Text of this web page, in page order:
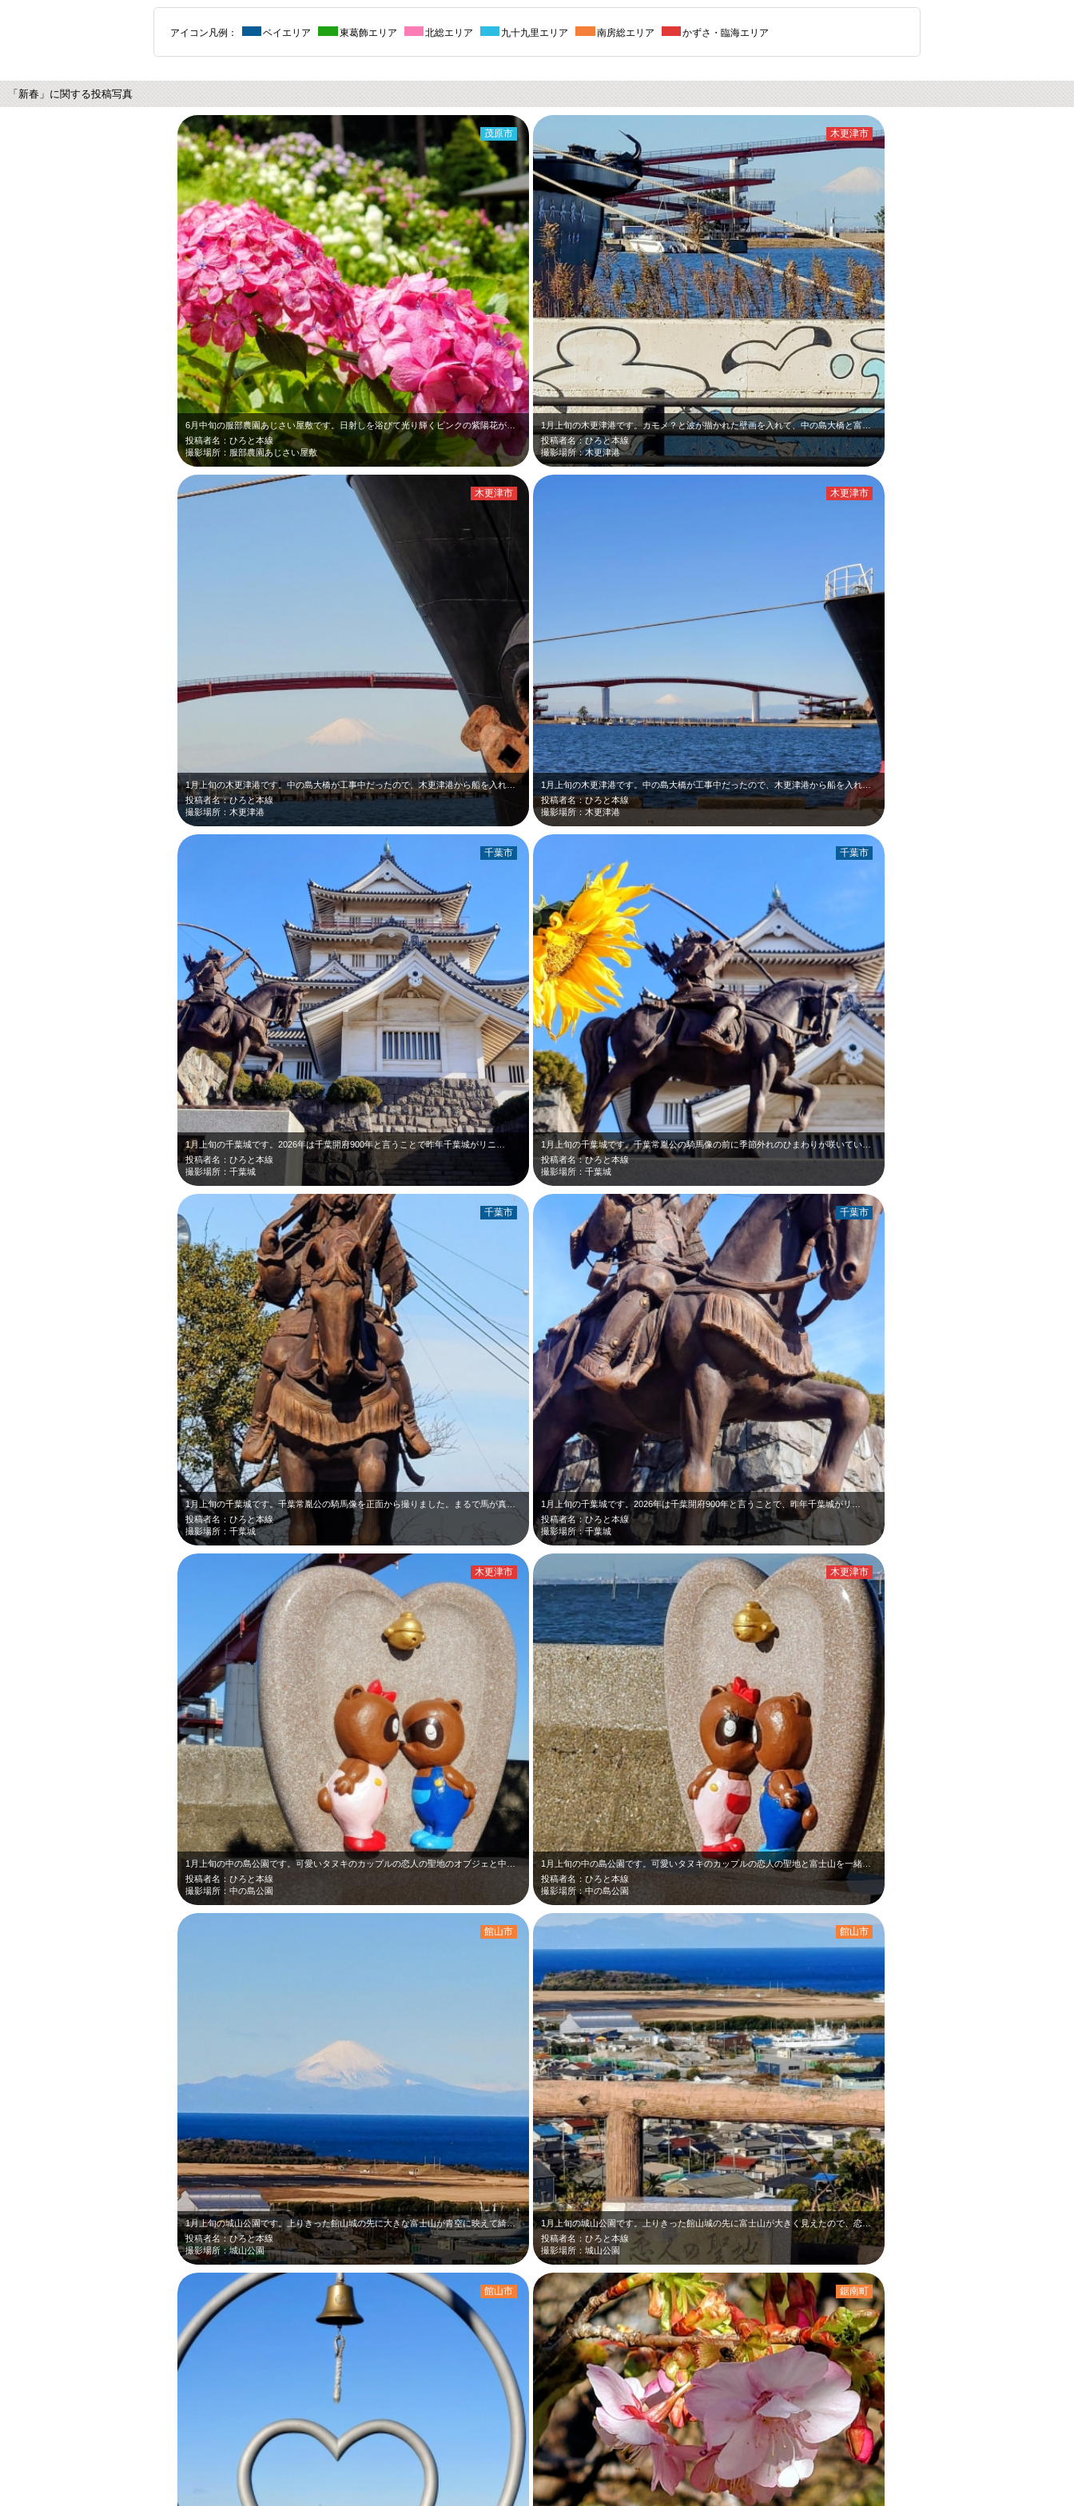
アイコン凡例： ベイエリア 東葛飾エリア 北総エリア 九十九里エリア 南房総エリア かずさ・臨海エリア
「新春」に関する投稿写真
投稿者名：ひろと本線
撮影場所：服部農園あじさい屋敷
茂原市
投稿者名：ひろと本線
撮影場所：木更津港
木更津市
1月上旬の木更津港です。中の島大橋が工事中だったので、木更津港から船を入れて、…
投稿者名：ひろと本線
撮影場所：木更津港
木更津市
1月上旬の木更津港です。中の島大橋が工事中だったので、木更津港から船を入れて、…
投稿者名：ひろと本線
撮影場所：木更津港
木更津市
1月上旬の千葉城です。2026年は千葉開府900年と言うことで昨年千葉城がリニ…
投稿者名：ひろと本線
撮影場所：千葉城
千葉市
投稿者名：ひろと本線
撮影場所：千葉城
千葉市
投稿者名：ひろと本線
撮影場所：千葉城
千葉市
1月上旬の千葉城です。2026年は千葉開府900年と言うことで、昨年千葉城がリ…
投稿者名：ひろと本線
撮影場所：千葉城
千葉市
投稿者名：ひろと本線
撮影場所：中の島公園
木更津市
1月上旬の中の島公園です。可愛いタヌキのカップルの恋人の聖地と富士山を一緒に撮…
投稿者名：ひろと本線
撮影場所：中の島公園
木更津市
1月上旬の城山公園です。上りきった館山城の先に大きな富士山が青空に映えて綺麗だ…
投稿者名：ひろと本線
撮影場所：城山公園
館山市
1月上旬の城山公園です。上りきった館山城の先に富士山が大きく見えたので、恋人の…
投稿者名：ひろと本線
撮影場所：城山公園
館山市
館山市 鋸南町